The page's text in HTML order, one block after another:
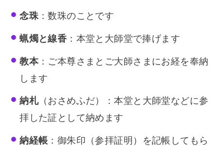
念珠：数珠のことです
蝋燭と線香 ：本堂と大師堂で捧げます
教本：ご本尊さまとご大師さまにお経を奉納
します
納札（おさめふだ）：本堂と大師堂などに参
拝した証として納めます
納経帳 ：御朱印（参拝証明）を記帳してもら